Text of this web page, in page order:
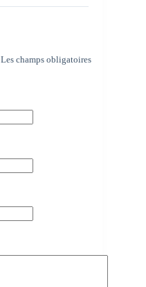
Les champs obligatoires